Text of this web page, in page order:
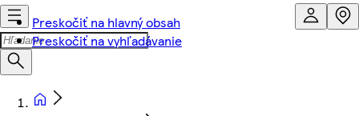
Preskočiť na hlavný obsah
Preskočiť na vyhľadávanie